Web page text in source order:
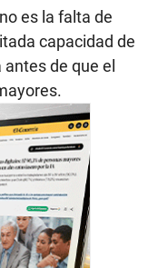
es la falta de
capacidad de
de que el